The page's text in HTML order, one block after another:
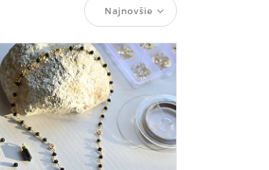
Najnovšie